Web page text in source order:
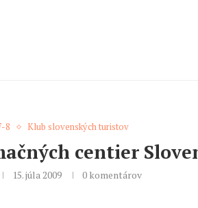
8 Klub slovenských turistov
centier
15. júla 2009 0 komentárov